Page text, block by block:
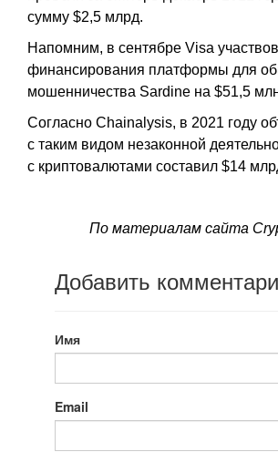
сумму $2,5 млрд.
Напомним, в сентябре Visa
финансирования платформы для
мошенничества Sardine на $51,5
Согласно Chainalysis, в 2021 году
с таким видом незаконной
с криптовалютами составил $14
По материалам сайта
Добавить
Имя
Email